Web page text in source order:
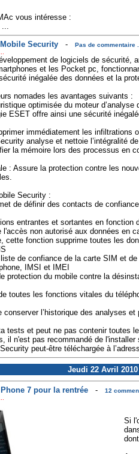
vous intéresse :
Security-
Pas de commentaire
de logiciels de sécurité,
et les Pocket pc,
inégalée des données et la
nomades les avantages suivants :
optimisée du moteur
ESET offre ainsi une sécurité
immédiatement les infiltrations
analyse et nettoie l’intégralité
la mémoire lors des processus en
: Assure la protection contre les
Security :
de définir des contacts de
entrantes et sortantes en fonction
non autorisé aux données en
cette fonction supprime toutes les
de confiance de la carte SIM et
IMSI et IMEI
du mobile contre la
toutes les fonctions vitales du
l’historique des analyses
tests et peut ne pas contenir toutes
il n'est pas recommandé de
peut-être téléchargée à
Jeudi 22 Avril 2010
7 pour la rentrée-
12
Si